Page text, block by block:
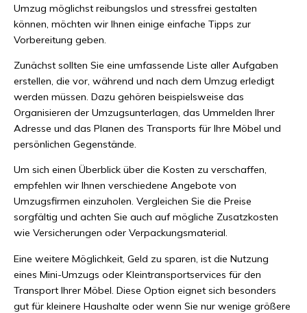
Umzug möglichst reibungslos und stressfrei gestalten
können, möchten wir Ihnen einige einfache Tipps zur
Vorbereitung geben.
Zunächst sollten Sie eine umfassende Liste aller Aufgaben
erstellen, die vor, während und nach dem Umzug erledigt
werden müssen. Dazu gehören beispielsweise das
Organisieren der Umzugsunterlagen, das Ummelden Ihrer
Adresse und das Planen des Transports für Ihre Möbel und
persönlichen Gegenstände.
Um sich einen Überblick über die Kosten zu verschaffen,
empfehlen wir Ihnen verschiedene Angebote von
Umzugsfirmen einzuholen. Vergleichen Sie die Preise
sorgfältig und achten Sie auch auf mögliche Zusatzkosten
wie Versicherungen oder Verpackungsmaterial.
Eine weitere Möglichkeit, Geld zu sparen, ist die Nutzung
eines Mini-Umzugs oder Kleintransportservices für den
Transport Ihrer Möbel. Diese Option eignet sich besonders
gut für kleinere Haushalte oder wenn Sie nur wenige größere